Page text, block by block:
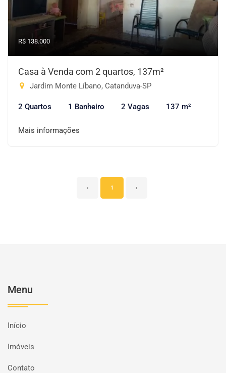
R$ 138.000
Casa à Venda com 2 quartos, 137m²
Jardim Monte Líbano, Catanduva-SP
2 Quartos 1 Banheiro 2 Vagas 137 m²
Mais informações
‹ 1 ›
Menu
Início
Imóveis
Contato